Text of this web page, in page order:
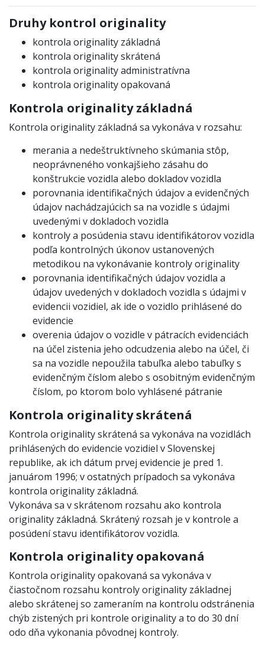
Druhy kontrol originality
kontrola originality základná
kontrola originality skrátená
kontrola originality administratívna
kontrola originality opakovaná
Kontrola originality základná
Kontrola originality základná sa vykonáva v rozsahu:
merania a nedeštruktívneho skúmania stôp,
neoprávneného vonkajšieho zásahu do
konštrukcie vozidla alebo dokladov vozidla
porovnania identifikačných údajov a evidenčných
údajov nachádzajúcich sa na vozidle s údajmi
uvedenými v dokladoch vozidla
kontroly a posúdenia stavu identifikátorov vozidla
podľa kontrolných úkonov ustanovených
metodikou na vykonávanie kontroly originality
porovnania identifikačných údajov vozidla a
údajov uvedených v dokladoch vozidla s údajmi v
evidencii vozidiel, ak ide o vozidlo prihlásené do
evidencie
overenia údajov o vozidle v pátracích evidenciách
na účel zistenia jeho odcudzenia alebo na účel, či
sa na vozidle nepoužila tabuľka alebo tabuľky s
evidenčným číslom alebo s osobitným evidenčným
číslom, po ktorom bolo vyhlásené pátranie
Kontrola originality skrátená
Kontrola originality skrátená sa vykonáva na vozidlách
prihlásených do evidencie vozidiel v Slovenskej
republike, ak ich dátum prvej evidencie je pred 1.
januárom 1996; v ostatných prípadoch sa vykonáva
kontrola originality základná.
Vykonáva sa v skrátenom rozsahu ako kontrola
originality základná. Skrátený rozsah je v kontrole a
posúdení stavu identifikátorov vozidla.
Kontrola originality opakovaná
Kontrola originality opakovaná sa vykonáva v
čiastočnom rozsahu kontroly originality základnej
alebo skrátenej so zameraním na kontrolu odstránenia
chýb zistených pri kontrole originality a to do 30 dní
odo dňa vykonania pôvodnej kontroly.